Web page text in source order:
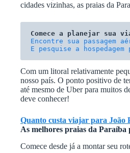
cidades vizinhas, as praias da
Comece a planejar sua
E pesquise a
Com um litoral relativamente
nosso país. O ponto positivo de
até mesmo de Uber para muitos
deve conhecer!
Quanto custa viajar para João
As melhores praias da
Comece desde já a montar seu